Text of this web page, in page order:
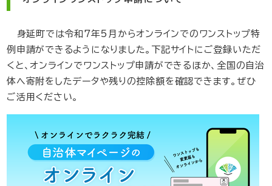
身延町では令和7年5月からオンラインでのワンストップ特
例申請ができるようになりました。下記サイトにご登録いただ
くと、オンラインでワンストップ申請ができるほか、全国の自治
体へ寄附をしたデータや残りの控除額を確認できます。ぜひ
ご活用ください。